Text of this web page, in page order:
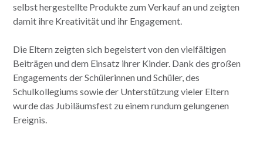
selbst hergestellte Produkte zum Verkauf an und zeigten
damit ihre Kreativität und ihr Engagement.
Die Eltern zeigten sich begeistert von den vielfältigen
Beiträgen und dem Einsatz ihrer Kinder. Dank des großen
Engagements der Schülerinnen und Schüler, des
Schulkollegiums sowie der Unterstützung vieler Eltern
wurde das Jubiläumsfest zu einem rundum gelungenen
Ereignis.